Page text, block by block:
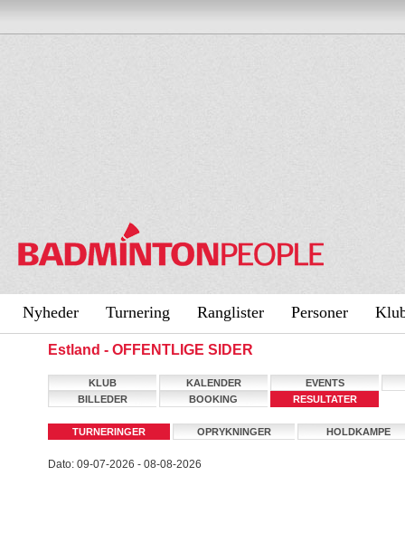
Nyheder Turnering Ranglister Personer
Estland - OFFENTLIGE SIDER
KLUB KALENDER
EVENTS
BILLEDER
BOOKING RESULTATER
TURNERINGER OPRYKNINGER HOLDKAMPE
Dato: 09-07-2026 - 08-08-2026